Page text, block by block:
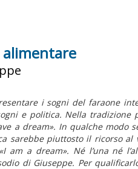
alimentare
i sogni del faraone
e politica. Nella
a dream». In qualche modo
sarebbe piuttosto il ricorso
am a dream». Né l’una né
di Giuseppe. Per